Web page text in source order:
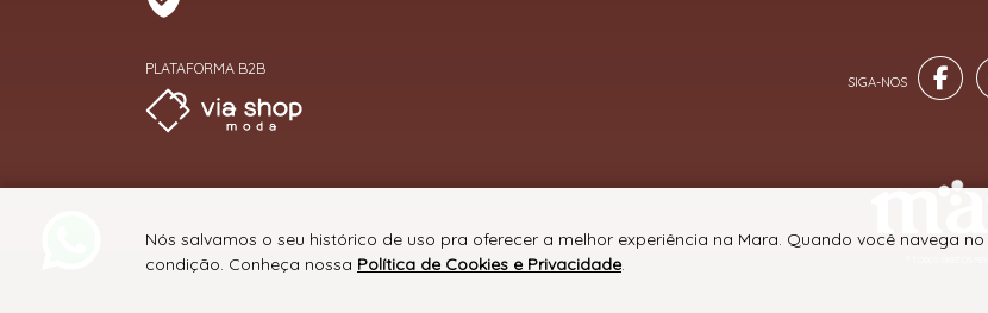
PLATAFORMA B2B
Nós salvamos o seu histórico de uso pra oferecer a melhor experiência na Mara. Quando você navega
condição. Conheça nossa Política de Cookies e Privacidade.